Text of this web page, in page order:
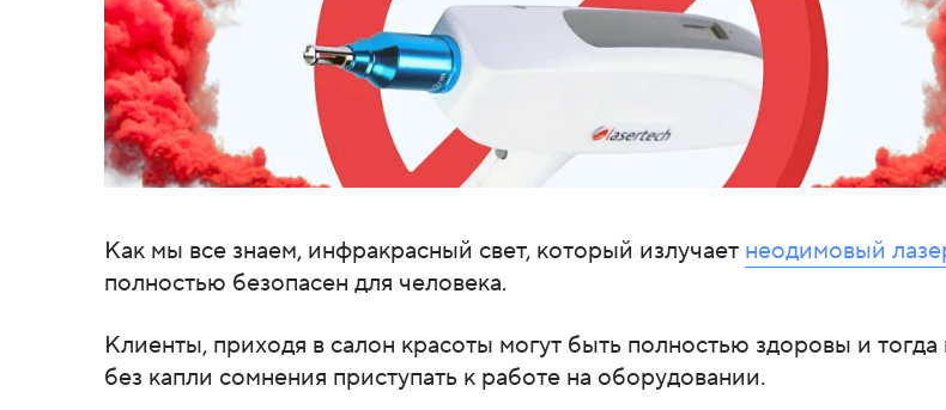
Как мы все знаем, инфракрасный свет, который излучает неодимовый
полностью безопасен для человека.
Клиенты, приходя в салон красоты могут быть полностью здоровы и
без капли сомнения приступать к работе на оборудовании.